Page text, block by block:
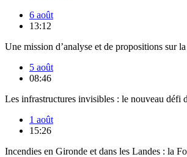
6 août
13:12
Une mission d’analyse et de propositions sur la
5 août
08:46
Les infrastructures invisibles : le nouveau défi d
1 août
15:26
Incendies en Gironde et dans les Landes : la